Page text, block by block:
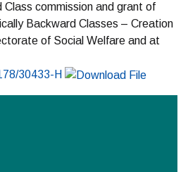
Class commission and grant of
Backward Classes – Creation
of Social Welfare and at
30433-H